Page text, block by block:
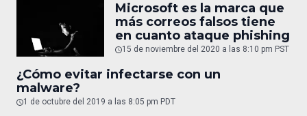
Microsoft es la marca que
más correos falsos tiene
en cuanto ataque phishing
15 de noviembre del 2020 a las 8:10 pm PST
¿Cómo evitar infectarse con un
malware?
1 de octubre del 2019 a las 8:05 pm PDT